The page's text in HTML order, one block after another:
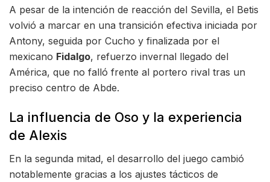
A pesar de la intención de reacción del Sevilla, el Betis
volvió a marcar en una transición efectiva iniciada por
Antony, seguida por Cucho y finalizada por el
mexicano Fidalgo, refuerzo invernal llegado del
América, que no falló frente al portero rival tras un
preciso centro de Abde.
La influencia de Oso y la experiencia
de Alexis
En la segunda mitad, el desarrollo del juego cambió
notablemente gracias a los ajustes tácticos de